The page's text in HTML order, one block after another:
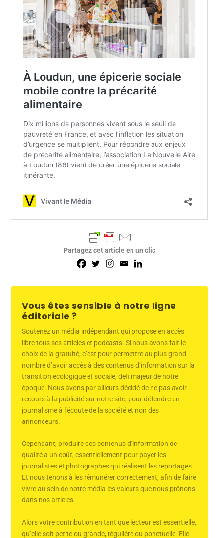
Partagez cet article en un clic
Vous êtes sensible à notre ligne
éditoriale ?
Soutenez un média indépendant qui propose en accès
libre tous ses articles et podcasts. Si nous avons fait le
choix de la gratuité, c’est pour permettre au plus grand
nombre d’avoir accès à des contenus d’information sur la
transition écologique et sociale, défi majeur de notre
époque. Nous avons par ailleurs décidé de ne pas avoir
recours à la publicité sur notre site, pour défendre un
journalisme à l’écoute de la société et non des
annonceurs.
Cependant, produire des contenus d’information de
qualité a un coût, essentiellement pour payer les
journalistes et photographes qui réalisent les reportages.
Et nous tenons à les rémunérer correctement, afin de faire
vivre au sein de notre média les valeurs que nous prônons
dans nos articles.
Alors votre contribution en tant que lecteur est essentielle,
qu’elle soit petite ou grande, régulière ou ponctuelle. Elle